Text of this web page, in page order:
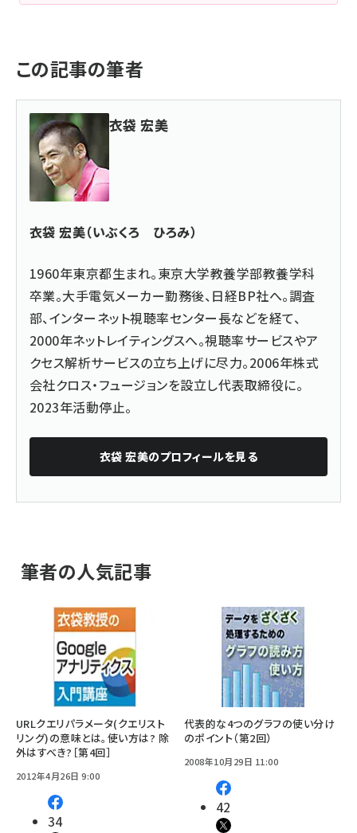
この記事の筆者
衣袋 宏美
衣袋 宏美（いぶくろ ひろみ）
1960年東京都生まれ。東京大学教養学部教養学科
卒業。大手電気メーカー勤務後、日経BP社へ。調査
部、インターネット視聴率センター長などを経て、
2000年ネットレイティングスへ。視聴率サービスやア
クセス解析サービスの立ち上げに尽力。2006年株式
会社クロス・フュージョンを設立し代表取締役に。
2023年活動停止。
衣袋 宏美のプロフィールを見る
筆者の人気記事
URLクエリパラメータ(クエリスト
リング)の意味とは。使い方は? 除
外はすべき?［第4回］
2012年4月26日 9:00
34
代表的な4つのグラフの使い分け
のポイント（第2回）
2008年10月29日 11:00
42